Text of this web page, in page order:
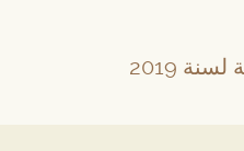
2019